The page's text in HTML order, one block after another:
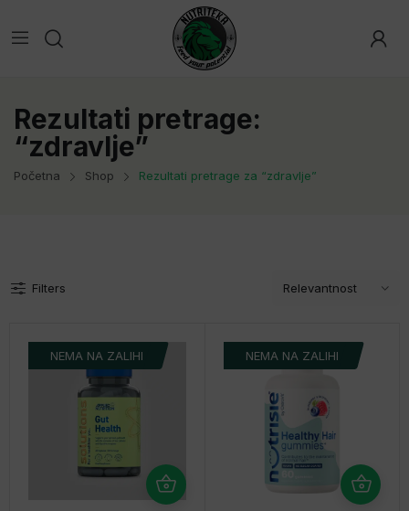
Rezultati pretrage:
“zdravlje”
Početna Shop Rezultati pretrage za “zdravlje”
Filters
NEMA NA ZALIHI NEMA NA ZALIHI